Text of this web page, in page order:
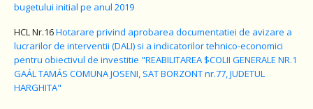
bugetului initial pe anul 2019
HCL Nr.16Hotarare privind aprobarea documentatiei de avizare a
lucrarilor de interventii (DALI) si a indicatorilor tehnico-economici
pentru obiectivul de investitie "REABILITAREA $COLII GENERALE NR.1
GAÁL TAMÁS COMUNA JOSENI, SAT BORZONT nr.77, JUDETUL
HARGHITA"